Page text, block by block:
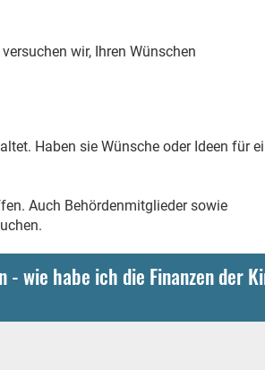
wir, Ihren Wünschen
Haben sie Wünsche oder Ideen für
Auch Behördenmitglieder sowie